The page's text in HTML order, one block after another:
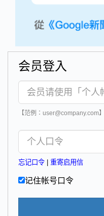
会员登入
【范例：user@company.com】
忘记口令 重寄启用信
记住帐号口令